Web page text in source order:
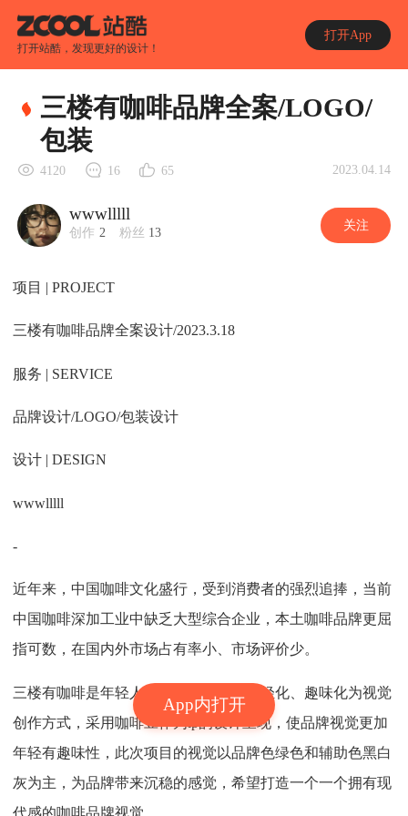
打开站酷，发现更好的设计！
打开App
App内打开
三楼有咖啡品牌全案/LOGO/
包装
4120 16 65 2023.04.14
wwwlllll
创作 2 粉丝 13 关注
项目 | PROJECT
三楼有咖啡品牌全案设计/2023.3.18
服务 | SERVICE
品牌设计/LOGO/包装设计
设计 | DESIGN
wwwlllll
-
近年来，中国咖啡文化盛行，受到消费者的强烈追捧，当前
中国咖啡深加工业中缺乏大型综合企业，本土咖啡品牌更屈
指可数，在国内外市场占有率小、市场评价少。
三楼有咖啡是年轻人的咖啡品牌，以年轻化、趣味化为视觉
创作方式，采用咖啡豆作为ip的设计呈现，使品牌视觉更加
年轻有趣味性，此次项目的视觉以品牌色绿色和辅助色黑白
灰为主，为品牌带来沉稳的感觉，希望打造一个一个拥有现
代感的咖啡品牌视觉。